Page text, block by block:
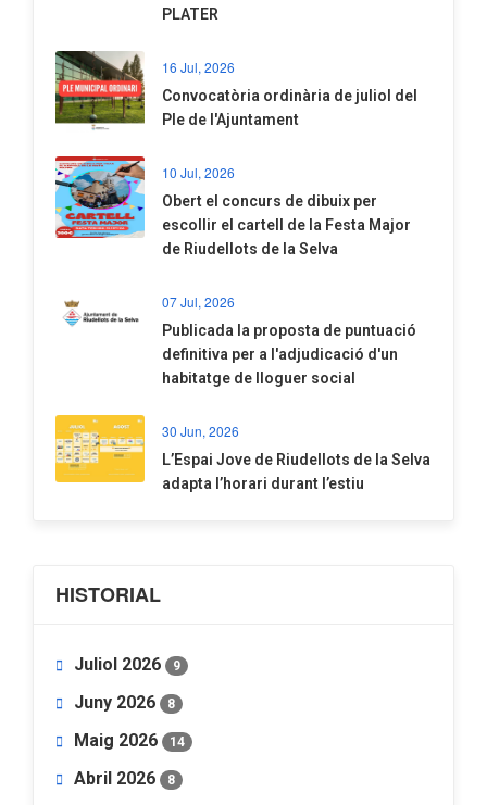
PLATER
16 Jul, 2026
Convocatòria ordinària de juliol del
Ple de l'Ajuntament
10 Jul, 2026
​Obert el concurs de dibuix per
escollir el cartell de la Festa Major
de Riudellots de la Selva
07 Jul, 2026
​Publicada la proposta de puntuació
definitiva per a l'adjudicació d'un
habitatge de lloguer social
30 Jun, 2026
​L’Espai Jove de Riudellots de la Selva
adapta l’horari durant l’estiu
HISTORIAL
Juliol 2026 9
Juny 2026 8
Maig 2026 14
Abril 2026 8